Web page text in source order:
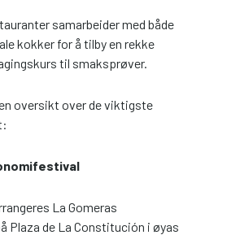
samarbeider med både
kokker for å tilby en rekke
til smaksprøver.
oversikt over de viktigste
La Gomeras
Plaza de La Constitución i øyas